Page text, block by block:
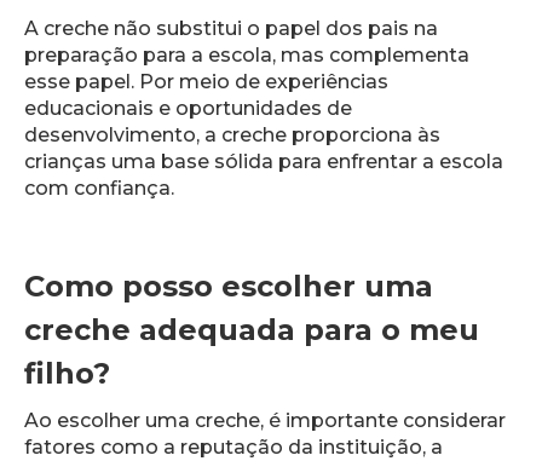
A creche não substitui o papel dos pais na
preparação para a escola, mas complementa
esse papel. Por meio de experiências
educacionais e oportunidades de
desenvolvimento, a creche proporciona às
crianças uma base sólida para enfrentar a escola
com confiança.
Como posso escolher uma
creche adequada para o meu
filho?
Ao escolher uma creche, é importante considerar
fatores como a reputação da instituição, a